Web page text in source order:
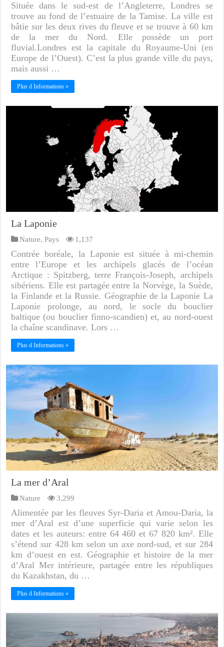
Située dans le sud-est de l’Angleterre, Londres se
trouve au fond de l’estuaire de la Tamise. La ville est
bâtie sur les deux rives du fleuve et se trouve à 60 km
de la mer du Nord. Elle possède un port
fluvial.Londres est la capitale du Royaume-Uni (en
Europe de l’Ouest). C’est la plus grande ville du pays,
mais aussi …
Plus d Informations »
La Laponie
Nature,Pays 1,137
Contrée boréale, la Laponie est située à mi-chemin
entre l’Europe et les archipels glacés de l’océan
Arctique : Spitzberg, terre François-Joseph, archipels
sibériens. Elle est partagée entre la Norvège, la Suède,
la Finlande et la Russie. Géographie de la Laponie La
Laponie prolonge, au nord, le socle du bouclier
baltique (ou bouclier finno-scandien) et, au nord-ouest
la chaîne scandinave. Lors …
Plus d Informations »
La mer d’Aral
Nature 3,299
Alimentée par les fleuves Syr-Daria et Amou-Daria, la
mer d’Aral est d’une superficie qui varie selon les
dates et les auteurs: entre 64 460 et 67 820 km². Elle
s’étend sur 428 km selon un axe nord-sud, et sur 284
km d’ouest en est. Géographie et histoire de la mer
d’Aral Mer intérieure, partagée entre les républiques
du Kazakhstan, du …
Plus d Informations »